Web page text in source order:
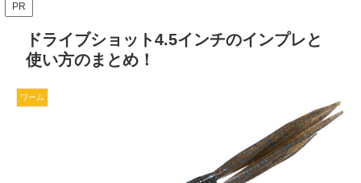
PR
ドライブショット4.5インチのインプレと
使い方のまとめ！
ワーム